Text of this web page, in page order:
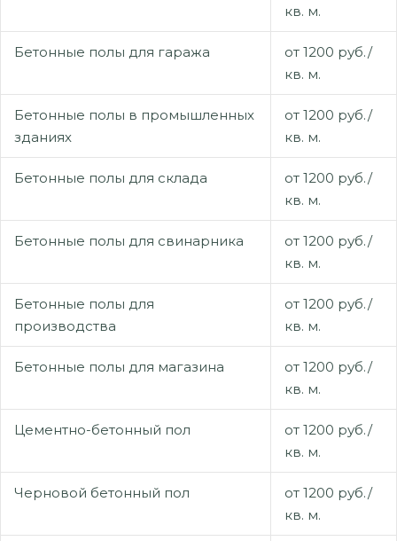
кв. м.
Бетонные полы для гаража
от 1200 руб./
кв. м.
Бетонные полы в промышленных
зданиях
от 1200 руб./
кв. м.
Бетонные полы для склада
от 1200 руб./
кв. м.
Бетонные полы для свинарника
от 1200 руб./
кв. м.
Бетонные полы для
производства
от 1200 руб./
кв. м.
Бетонные полы для магазина
от 1200 руб./
кв. м.
Цементно-бетонный пол
от 1200 руб./
кв. м.
Черновой бетонный пол
от 1200 руб./
кв. м.